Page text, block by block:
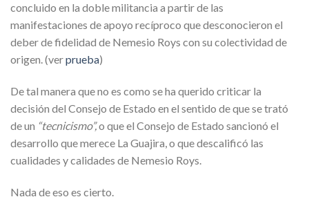
concluido en la doble militancia a partir de las
manifestaciones de apoyo recíproco que desconocieron el
deber de fidelidad de Nemesio Roys con su colectividad de
origen. (verprueba)
De tal manera que no es como se ha querido criticar la
decisión del Consejo de Estado en el sentido de que se trató
de un “tecnicismo”,o que el Consejo de Estado sancionó el
desarrollo que merece La Guajira, o que descalificó las
cualidades y calidades de Nemesio Roys.
Nada de eso es cierto.